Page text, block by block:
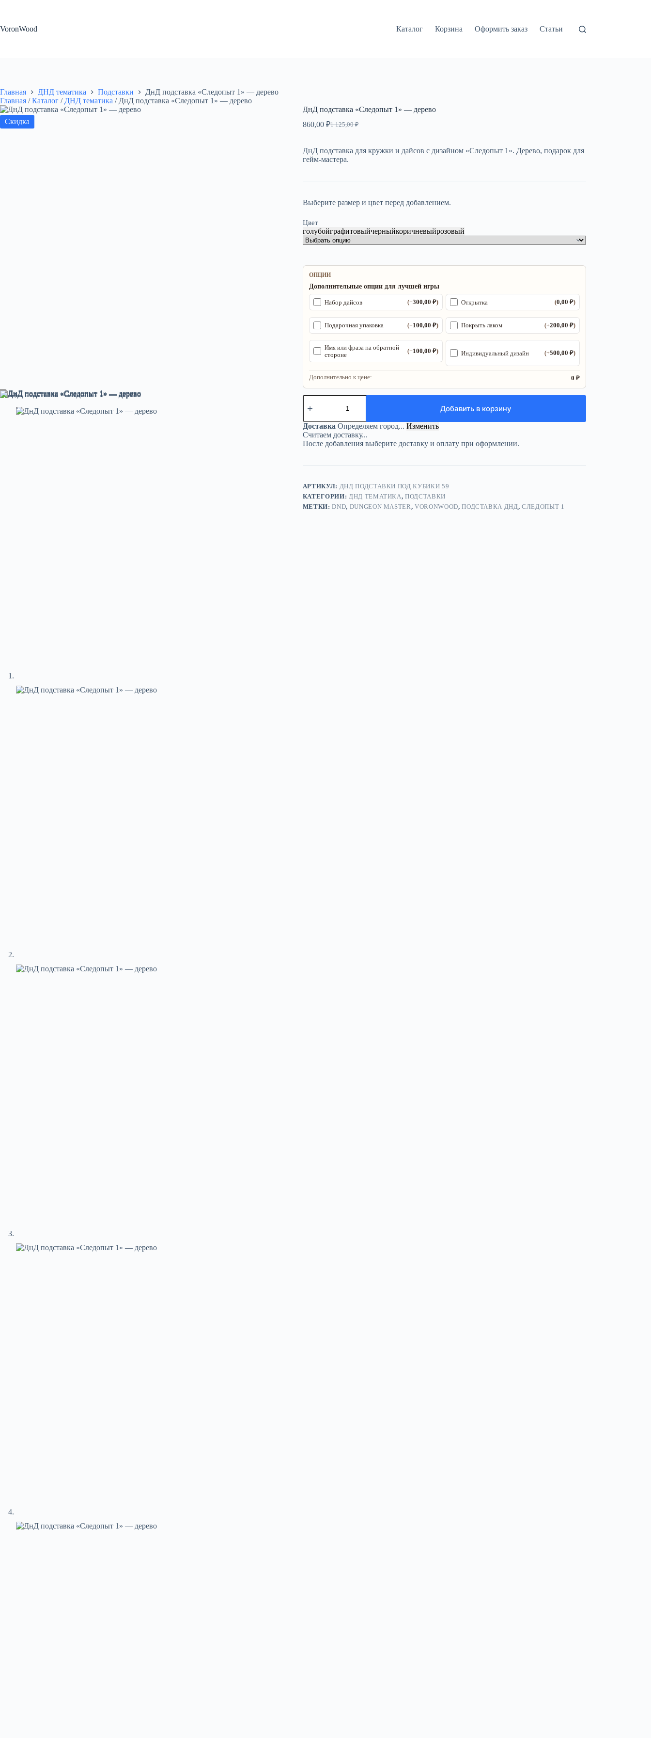
VoronWood
Каталог Корзина Оформить заказ Статьи
Главная ДНД тематика Подставки
ДнД подставка «Следопыт 1» — дерево
Главная / Каталог / ДНД тематика / ДнД подставка «Следопыт 1» — дерево
Скидка
ДнД подставка «Следопыт 1» — дерево
1 125,00₽
Первоначальная
1
125,00 ₽.
860,00 ₽Текущая
ДнД подставка для кружки и дайсов с дизайном «Следопыт 1». Дерево, подарок для
гейм-мастера.
Выберите размер и цвет перед добавлением.
Цвет
голубойграфитовыйчерныйкоричневыйрозовый
ОПЦИИ
Дополнительные опции для лучшей игры
Набор дайсов (+300,00₽) Открытка (0,00 ₽)
Подарочная упаковка (+100,00₽) Покрыть лаком (+200,00 ₽)
Имя или фраза на обратной
стороне
(+100,00₽) Индивидуальный дизайн (+500,00 ₽)
Дополнительно к цене: 0 ₽
Количество
товара
подставка
«Следопыт
1»
—
Добавить в корзину
Доставка Определяем город... Изменить
Считаем доставку...
После добавления выберите доставку и оплату при оформлении.
АРТИКУЛ: ДНД ПОДСТАВКИ ПОД КУБИКИ 59
КАТЕГОРИИ: ДНД ТЕМАТИКА,ПОДСТАВКИ
МЕТКИ:DND, DUNGEON MASTER,VORONWOOD,ПОДСТАВКА ДНД, СЛЕДОПЫТ 1